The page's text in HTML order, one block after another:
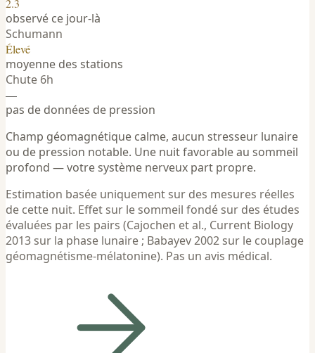
2.3
observé ce jour-là
Schumann
Élevé
moyenne des stations
Chute 6h
—
pas de données de pression
Champ géomagnétique calme, aucun stresseur lunaire
ou de pression notable. Une nuit favorable au sommeil
profond — votre système nerveux part propre.
Estimation basée uniquement sur des mesures réelles
de cette nuit. Effet sur le sommeil fondé sur des études
évaluées par les pairs (Cajochen et al., Current Biology
2013 sur la phase lunaire ; Babayev 2002 sur le couplage
géomagnétisme-mélatonine). Pas un avis médical.